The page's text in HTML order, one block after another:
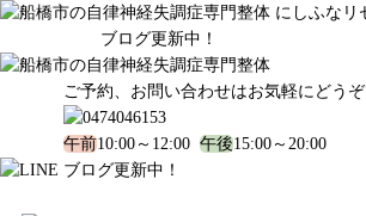
ブログ更新中！
ご予約、お問い合わせはお気軽にどうぞ
午前10:00～12:00 午後15:00～20:00
ブログ更新中！